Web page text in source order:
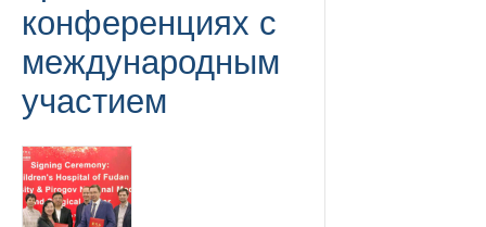
конференциях с
международным
участием